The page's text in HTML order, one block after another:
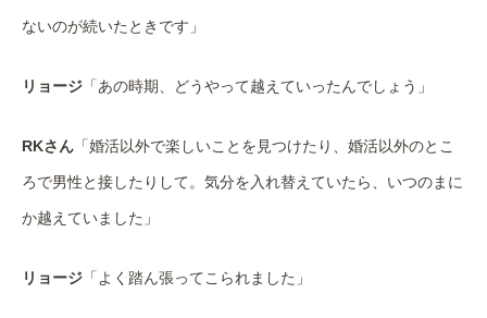
ないのが続いたときです」
リョージ 「あの時期、どうやって越えていったんでしょう」
RKさん 「婚活以外で楽しいことを見つけたり、婚活以外のとこ
ろで男性と接したりして。気分を入れ替えていたら、いつのまに
か越えていました」
リョージ 「よく踏ん張ってこられました」